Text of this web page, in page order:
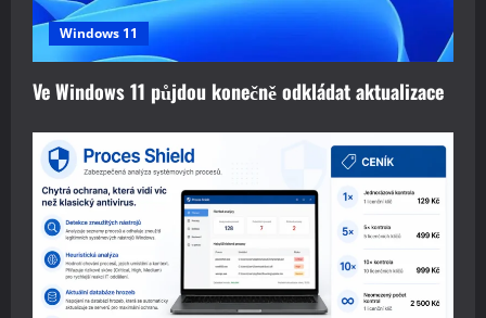
Windows 11
Ve Windows 11 půjdou konečně odkládat aktualizace